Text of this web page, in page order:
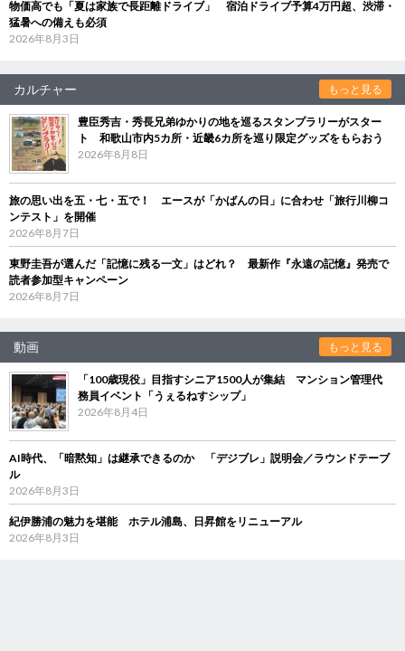
物価高でも「夏は家族で長距離ドライブ」 宿泊ドライブ予算4万円超、渋滞・
猛暑への備えも必須
2026年8月3日
カルチャー もっと見る
豊臣秀吉・秀長兄弟ゆかりの地を巡るスタンプラリーがスター
ト 和歌山市内5カ所・近畿6カ所を巡り限定グッズをもらおう
2026年8月8日
旅の思い出を五・七・五で！ エースが「かばんの日」に合わせ「旅行川柳コ
ンテスト」を開催
2026年8月7日
東野圭吾が選んだ「記憶に残る一文」はどれ？ 最新作『永遠の記憶』発売で
読者参加型キャンペーン
2026年8月7日
動画 もっと見る
「100歳現役」目指すシニア1500人が集結 マンション管理代
務員イベント「うぇるねすシップ」
2026年8月4日
AI時代、「暗黙知」は継承できるのか 「デジブレ」説明会／ラウンドテーブ
ル
2026年8月3日
紀伊勝浦の魅力を堪能 ホテル浦島、日昇館をリニューアル
2026年8月3日